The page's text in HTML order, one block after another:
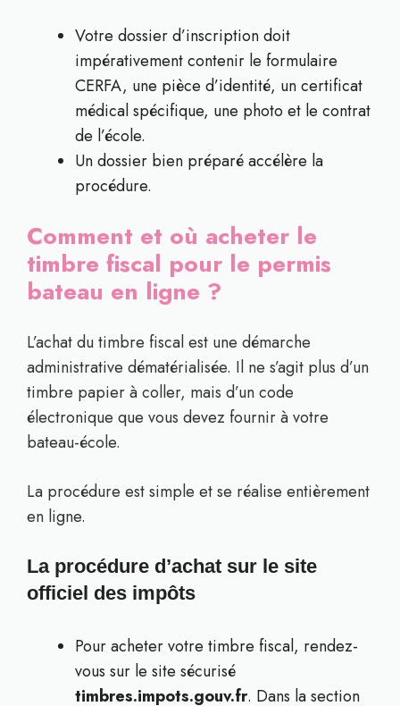
Votre dossier d’inscription doit
impérativement contenir le formulaire
CERFA, une pièce d’identité, un certificat
médical spécifique, une photo et le contrat
de l’école.
Un dossier bien préparé accélère la
procédure.
Comment et où acheter le
timbre fiscal pour le permis
bateau en ligne ?
L’achat du timbre fiscal est une démarche
administrative dématérialisée. Il ne s’agit plus d’un
timbre papier à coller, mais d’un code
électronique que vous devez fournir à votre
bateau-école.
La procédure est simple et se réalise entièrement
en ligne.
La procédure d’achat sur le site
officiel des impôts
Pour acheter votre timbre fiscal, rendez-
vous sur le site sécurisé
timbres.impots.gouv.fr. Dans la section